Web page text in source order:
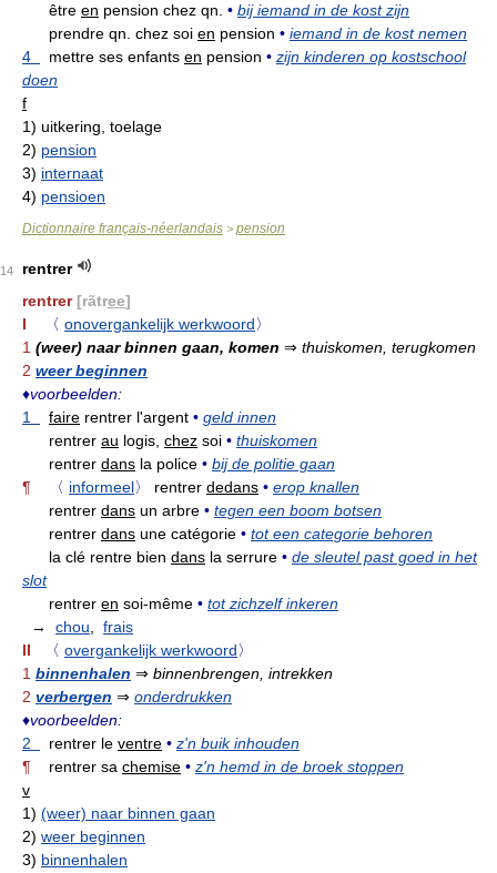
être en pension chez qn. • bij iemand in de kost zijn
prendre qn. chez soi en pension • iemand in de kost nemen
4
mettre ses enfants en pension • zijn kinderen op kostschool
doen
f
1) uitkering, toelage
2) pension
3) internaat
4) pensioen
Dictionnaire français-néerlandais > pension
14
rentrer
rentrer [rãtree]
I
〈 onovergankelijk werkwoord〉
1 (weer) naar binnen gaan, komen ⇒ thuiskomen, terugkomen
2 weer beginnen
♦voorbeelden:
1
faire rentrer l'argent • geld innen
rentrer au logis, chez soi • thuiskomen
rentrer dans la police • bij de politie gaan
¶
〈 informeel〉 rentrer dedans • erop knallen
rentrer dans un arbre • tegen een boom botsen
rentrer dans une catégorie • tot een categorie behoren
la clé rentre bien dans la serrure • de sleutel past goed in het
slot
rentrer en soi-même • tot zichzelf inkeren
→ chou
frais
II
〈 overgankelijk werkwoord〉
1 binnenhalen ⇒ binnenbrengen, intrekken
2 verbergen ⇒ onderdrukken
♦voorbeelden:
2
rentrer le ventre • z'n buik inhouden
¶
rentrer sa chemise • z'n hemd in de broek stoppen
v
1) (weer) naar binnen gaan
2) weer beginnen
3) binnenhalen